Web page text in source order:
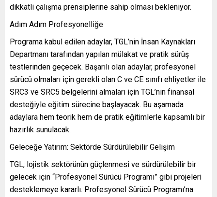
dikkatli çalışma prensiplerine sahip olması bekleniyor.
Adım Adım Profesyonelliğe
Programa kabul edilen adaylar, TGL’nin İnsan Kaynakları
Departmanı tarafından yapılan mülakat ve pratik sürüş
testlerinden geçecek. Başarılı olan adaylar, profesyonel
sürücü olmaları için gerekli olan C ve CE sınıfı ehliyetler ile
SRC3 ve SRC5 belgelerini almaları için TGL’nin finansal
desteğiyle eğitim sürecine başlayacak. Bu aşamada
adaylara hem teorik hem de pratik eğitimlerle kapsamlı bir
hazırlık sunulacak.
Geleceğe Yatırım: Sektörde Sürdürülebilir Gelişim
TGL, lojistik sektörünün güçlenmesi ve sürdürülebilir bir
gelecek için “Profesyonel Sürücü Programı” gibi projeleri
desteklemeye kararlı. Profesyonel Sürücü Programı’na